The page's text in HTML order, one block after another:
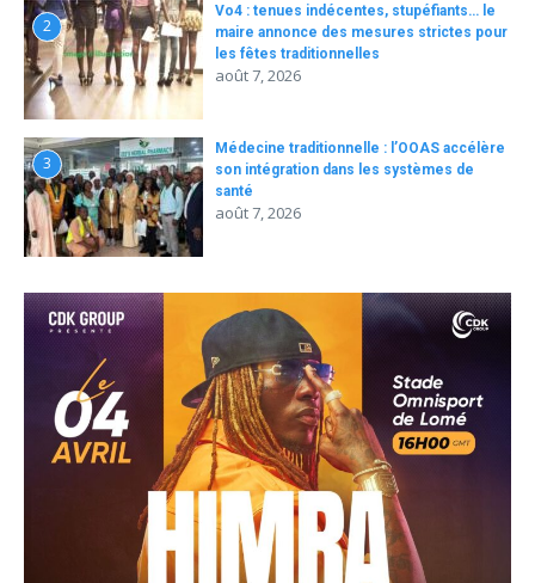
2
Vo4 : tenues indécentes, stupéfiants… le
maire annonce des mesures strictes pour
les fêtes traditionnelles
août 7, 2026
3
Médecine traditionnelle : l’OOAS accélère
son intégration dans les systèmes de
santé
août 7, 2026